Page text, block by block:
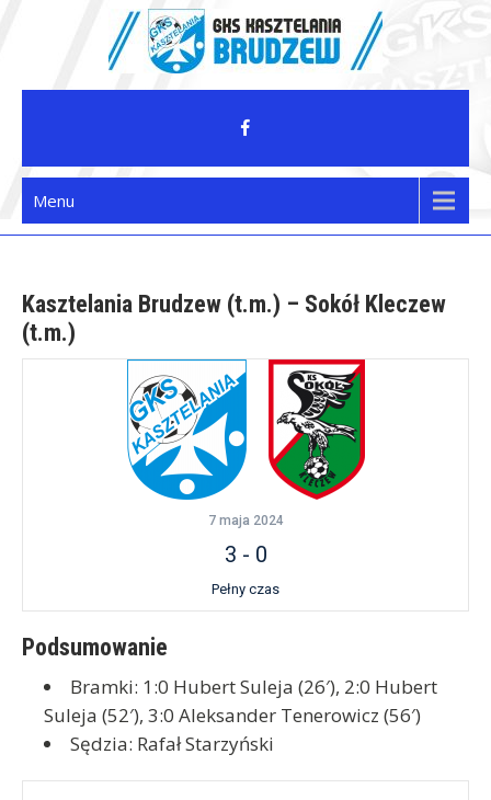
GKS Kasztelania Brudzew
Menu
Kasztelania Brudzew (t.m.) – Sokół Kleczew
(t.m.)
7 maja 2024
3 - 0
Pełny czas
Podsumowanie
Bramki: 1:0 Hubert Suleja (26′), 2:0 Hubert
Suleja (52′), 3:0 Aleksander Tenerowicz (56′)
Sędzia: Rafał Starzyński